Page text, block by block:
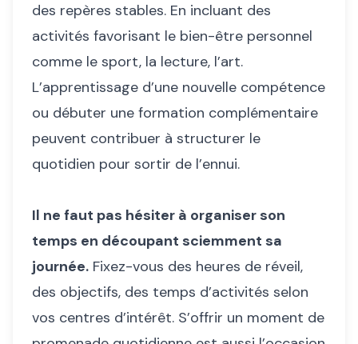
des repères stables. En incluant des
activités favorisant le bien-être personnel
comme le sport, la lecture, l’art.
L’apprentissage d’une nouvelle compétence
ou débuter une formation complémentaire
peuvent contribuer à structurer le
quotidien pour sortir de l’ennui.
Il ne faut pas hésiter à organiser son
temps en découpant sciemment sa
journée. Fixez-vous des heures de réveil,
des objectifs, des temps d’activités selon
vos centres d’intérêt. S’offrir un moment de